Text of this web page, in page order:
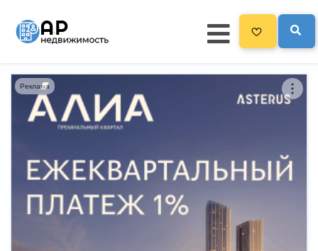
Главная
Все новостройки 3300
Блог
Черный список ЖК
Реклама